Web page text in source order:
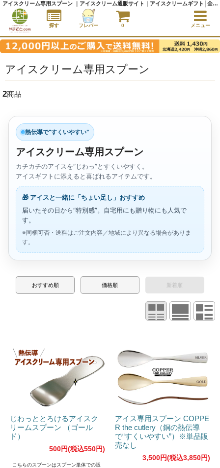
アイスクリーム専用スプーン
2商品
熱伝導で“すくいやすい”
アイスクリーム専用スプーン
カチカチのアイスを“じわっ”とすくいやすく。
アイスギフトに添えると喜ばれるアイテムです。
🎁 アイスと一緒に「ちょい足し」おすすめ
届いたその日から“特別感”。自宅用にも贈り物にも人気で
す。
※同梱可否・送料はご注文内容／地域により異なる場合がありま
す。
おすすめ順 価格順 新着順
じわっととろけるアイスク
リームスプーン （ゴール
ド）
500円(税込550円)
こちらのスプーンはスプーン単体での販
アイス専用スプーン COPPE
R the cutlery（銅の熱伝導
で“すくいやすい”）※単品販
売なし
3,500円(税込3,850円)
アイスクリーム専用スプーン ｜アイスクリーム通販サイト｜アイスクリームギフト│全国にご当地アイスをお届け - やまざと.com
探す フレバー 0 メニュー